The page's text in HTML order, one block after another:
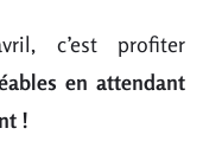
c’est profiter
en attendant
!